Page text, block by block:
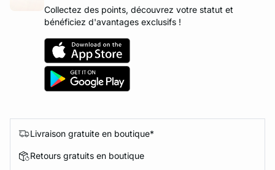
Collectez des points, découvrez votre statut et
bénéficiez d'avantages exclusifs !
Livraison gratuite en boutique*
Retours gratuits en boutique